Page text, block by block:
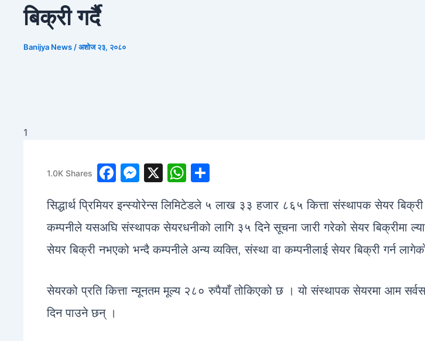
बिक्री गर्दै
Banijya News /अशोज २३, २०८०
1
1.0K Shares
F
c
e
b
o
M
s
s
e
g
er
X
W
at
s
A
p
ar
e
सिद्धार्थ प्रिमियर इन्स्योरेन्स लिमिटेडले ५ लाख ३३ हजार ८६५ कित्ता संस्थापक सेयर
कम्पनीले यसअघि संस्थापक सेयरधनीको लागि ३५ दिने सूचना जारी गरेको सेयर बिक्रीमा
सेयर बिक्री नभएको भन्दै कम्पनीले अन्य व्यक्ति, संस्था वा कम्पनीलाई सेयर बिक्री गर्न
सेयरको प्रति कित्ता न्यूनतम मूल्य २८० रुपैयाँ तोकिएको छ । यो संस्थापक सेयरमा आम
दिन पाउने छन् ।